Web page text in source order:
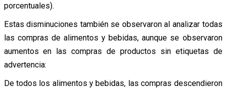
porcentuales).
Estas disminuciones también se observaron al analizar todas
las compras de alimentos y bebidas, aunque se observaron
aumentos en las compras de productos sin etiquetas de
advertencia:
De todos los alimentos y bebidas, las compras descendieron